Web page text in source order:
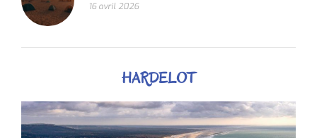
16 avril 2026
HARDELOT